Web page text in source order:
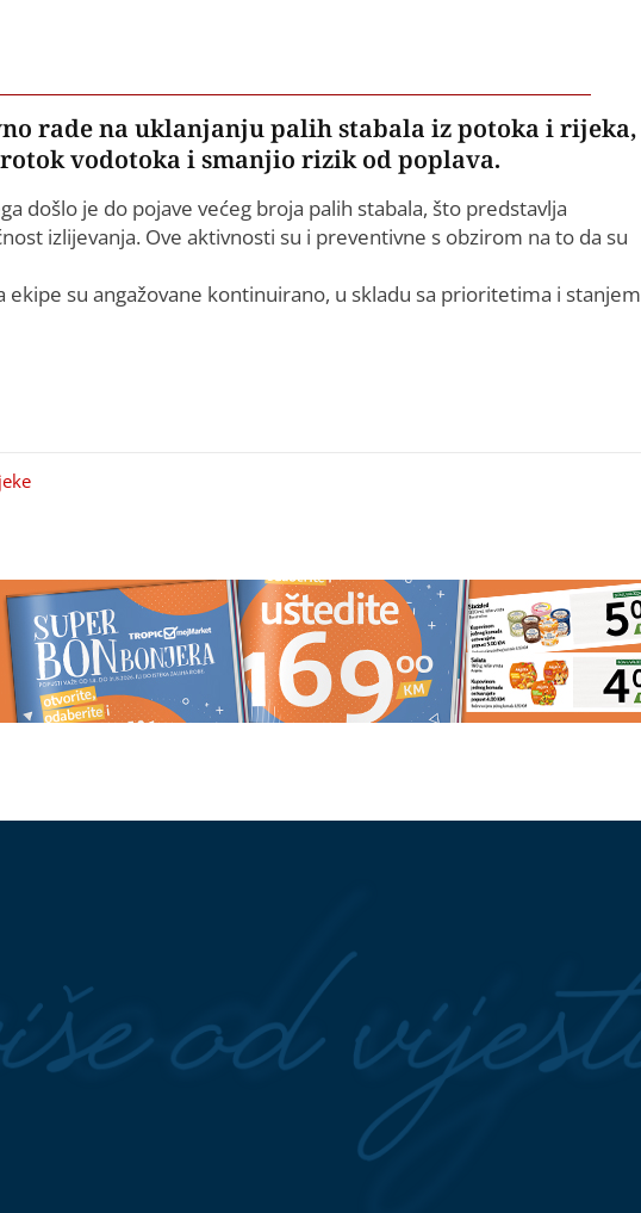
rade na uklanjanju palih stabala iz potoka i rijeka,
vodotoka i smanjio rizik od poplava.
došlo je do pojave većeg broja palih stabala, što predstavlja
izlijevanja. Ove aktivnosti su i preventivne s obzirom na to da su
ekipe su angažovane kontinuirano, u skladu sa prioritetima i stanjem